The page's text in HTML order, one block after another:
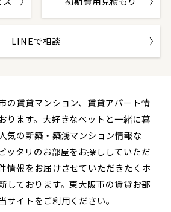
LINEで相談
の賃貸マンション、賃貸アパート情
ります。大好きなペットと一緒に暮
気の新築・築浅マンション情報な
ッタリのお部屋をお探ししていただ
情報をお届けさせていただきたくホ
しております。東大阪市の賃貸お部
サイトをご利用ください。